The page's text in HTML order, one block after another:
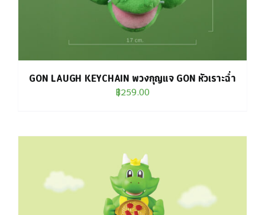
GON LAUGH KEYCHAIN พวงกุญแจ GON หัวเราะฉ่ำ
฿259.00